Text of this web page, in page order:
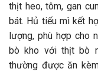
thịt heo, tôm, gan
bát. Hủ tiếu mì kết
lượng, phù hợp cho
bò kho với thịt bò
thường được ăn